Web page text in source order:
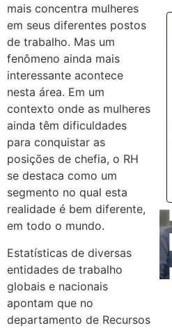
mais concentra mulheres
em seus diferentes postos
de trabalho. Mas um
fenômeno ainda mais
interessante acontece
nesta área. Em um
contexto onde as mulheres
ainda têm dificuldades
para conquistar as
posições de chefia, o RH
se destaca como um
segmento no qual esta
realidade é bem diferente,
em todo o mundo.
Estatísticas de diversas
entidades de trabalho
globais e nacionais
apontam que no
departamento de Recursos